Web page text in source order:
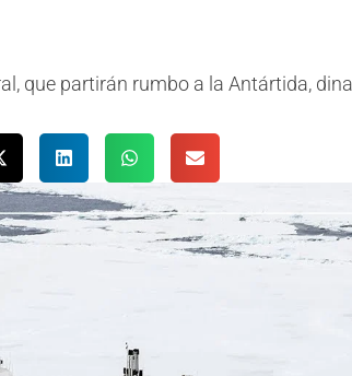
que partirán rumbo a la Antártida,